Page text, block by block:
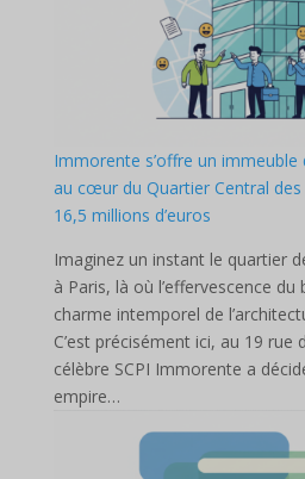
Immorente s’offre un
au cœur du Quartier Central
16,5 millions d’euros
Imaginez un instant le quartier
à Paris, là où l’effervescence
charme intemporel de
C’est précisément ici, au 19 rue
célèbre SCPI Immorente a
empire…